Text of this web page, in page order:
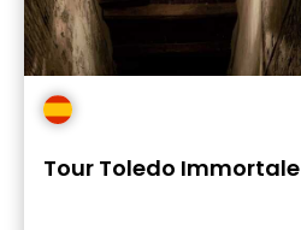
Tour Toledo Immortale